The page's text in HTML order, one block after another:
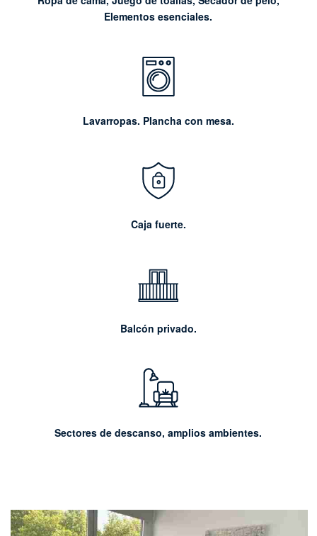
Elementos esenciales.
Lavarropas. Plancha con mesa.
Caja fuerte.
Balcón privado.
Sectores de descanso, amplios ambientes.